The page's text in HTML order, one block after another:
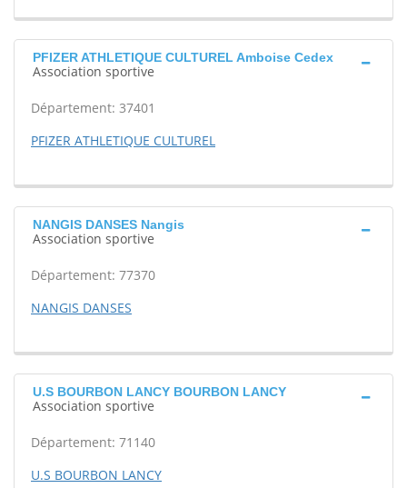
PFIZER ATHLETIQUE CULTUREL Amboise Cedex
Association sportive
Département: 37401
PFIZER ATHLETIQUE CULTUREL
NANGIS DANSES Nangis
Association sportive
Département: 77370
NANGIS DANSES
U.S BOURBON LANCY BOURBON LANCY
Association sportive
Département: 71140
U.S BOURBON LANCY